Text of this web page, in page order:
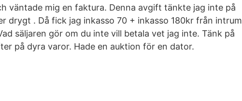
väntade mig en faktura. Denna avgift tänkte jag inte på
drygt . Då fick jag inkasso 70 + inkasso 180kr från intrum
säljaren gör om du inte vill betala vet jag inte. Tänk på
på dyra varor. Hade en auktion för en dator.